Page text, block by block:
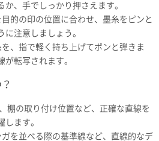
、手でしっかり押さえます。
的の印の位置に合わせ、墨糸をピンと
注意しましょう。
、指で軽く持ち上げてポンと弾きま
が転写されます。
棚の取り付け位置など、正確な直線を
します。
を並べる際の基準線など、直線的なデ